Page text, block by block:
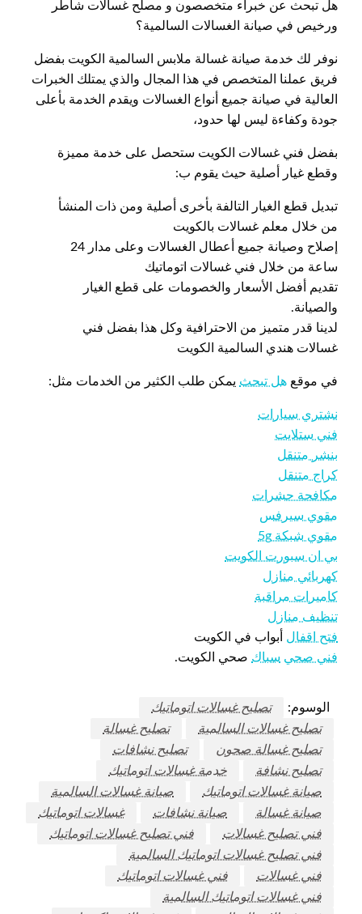
هل تبحث عن خبراء متخصصون و مصلح غسالات شاطر
ورخيص في صيانة الغسالات السالمية؟
نوفر لك خدمة صيانة غسالة ملابس السالمية الكويت بفضل
فريق عملنا المتخصص في هذا المجال والذي يمتلك الخبرات
العالية في صيانة جميع أنواع الغسالات ويقدم الخدمة بأعلى
جودة وكفاءة ليس لها حدود،
بفضل فني غسالات الكويت ستحصل على خدمة مميزة
وقطع غيار أصلية حيث يقوم ب:
تبديل قطع الغيار التالفة بأخرى أصلية ومن ذات المنشأ
من خلال معلم غسالات بالكويت
إصلاح وصيانة جميع أعطال الغسالات وعلى مدار 24
ساعة من خلال فني غسالات اتوماتيك
تقديم أفضل الأسعار والخصومات على قطع الغيار
والصيانة.
لدينا قدر متميز من الاحترافية وكل هذا بفضل فني
غسالات هندي السالمية الكويت
في موقع هل تبحث يمكن طلب الكثير من الخدمات مثل:
نشتري سيارات
فني ستلايت
بنشر متنقل
كراج متنقل
مكافحة حشرات
مقوي سيرفس
مقوي شبكة 5g
بي ان سبورت الكويت
كهربائي منازل
كاميرات مراقبة
تنظيف منازل
فتح اقفال أبواب في الكويت
فني صحي سباك صحي الكويت.
الوسوم:
تصليح غسالات اتوماتيك
تصليح غسالات السالمية
تصليح غسالة
تصليح غسالة صحون
تصليح نشافات
تصليح نشافة
خدمة غسالات اتوماتيك
صيانة غسالات اتوماتيك
صيانة غسالات السالمية
صيانة غسالة
صيانة نشافات
غسالات اتوماتيك
فني تصليح غسالات
فني تصليح غسالات اتوماتيك
فني تصليح غسالات اتوماتيك السالمية
فني غسالات
فني غسالات اتوماتيك
فني غسالات اتوماتيك السالمية